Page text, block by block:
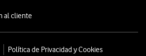
al cliente
Política de Privacidad y Cookies